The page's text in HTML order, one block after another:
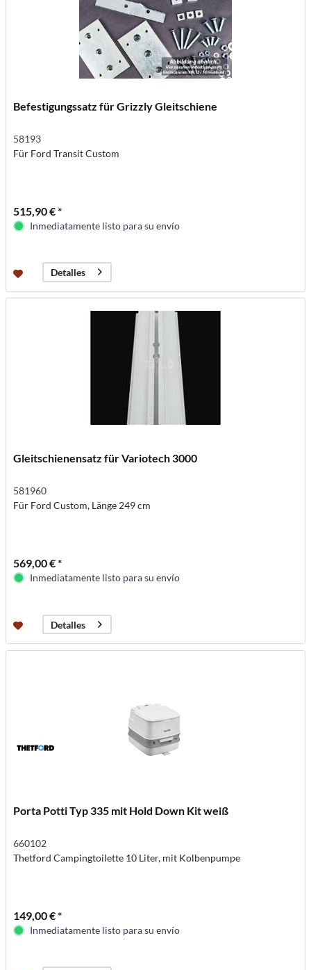
Befestigungssatz für Grizzly Gleitschiene
58193
Für Ford Transit Custom
515,90 € *
Inmediatamente listo para su envío
Detalles
Gleitschienensatz für Variotech 3000
581960
Für Ford Custom, Länge 249 cm
569,00 € *
Inmediatamente listo para su envío
Detalles
Porta Potti Typ 335 mit Hold Down Kit weiß
660102
Thetford Campingtoilette 10 Liter, mit Kolbenpumpe
149,00 € *
Inmediatamente listo para su envío